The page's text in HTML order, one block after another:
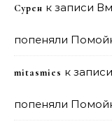
Сурен к записи
попеняли
mitasmies к записи
попеняли